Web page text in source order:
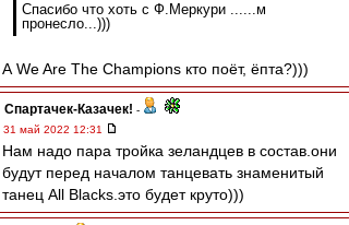
Спасибо что хоть с Ф.Меркури ......м
пронесло...)))
А We Are The Champions кто поёт, ёпта?)))
Спартачек-Казачек! -
31 май 2022 12:31
Нам надо пара тройка зеландцев в состав.они
будут перед началом танцевать знаменитый
танец All Blacks.это будет круто)))